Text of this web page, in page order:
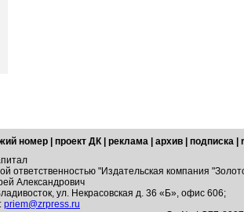
номер проект ДК реклама архив подписка
ответственностью "Издательская компания
Александрович
ул. Некрасовская д. 36 «Б», офис 606;
priem@zrpress.ru